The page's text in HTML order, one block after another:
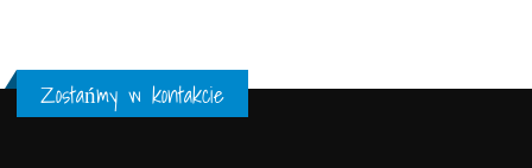
Zostańmy w kontakcie